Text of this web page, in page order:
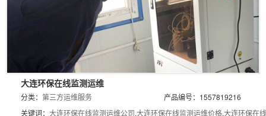
大连环保在线监测运维
分类： 第三方运维服务
产品编号：1557819216
关键词： 大连环保在线监测运维公司,大连环保在线监测运维价格,大连环保在